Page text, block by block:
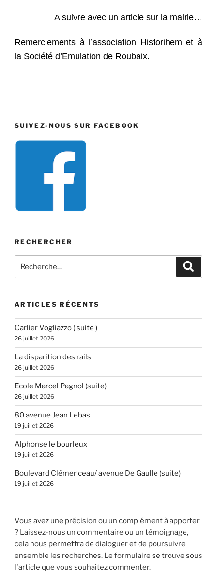
A suivre avec un article sur la mairie…
Remerciements à l’association Historihem et à
la Société d’Emulation de Roubaix.
SUIVEZ-NOUS SUR FACEBOOK
RECHERCHER
pour
ARTICLES RÉCENTS
Carlier Vogliazzo ( suite )
26 juillet 2026
La disparition des rails
26 juillet 2026
Ecole Marcel Pagnol (suite)
26 juillet 2026
80 avenue Jean Lebas
19 juillet 2026
Alphonse le bourleux
19 juillet 2026
Boulevard Clémenceau/ avenue De Gaulle (suite)
19 juillet 2026
Vous avez une précision ou un complément à apporter
? Laissez-nous un commentaire ou un témoignage,
cela nous permettra de dialoguer et de poursuivre
ensemble les recherches. Le formulaire se trouve sous
l'article que vous souhaitez commenter.